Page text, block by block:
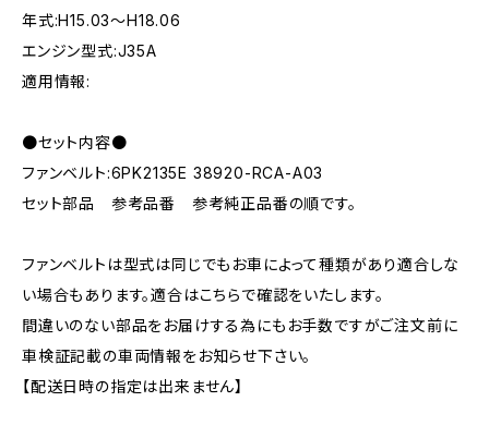
年式:H15.03～H18.06
エンジン型式:J35A
適用情報:
●セット内容●
ファンベルト:6PK2135E 38920-RCA-A03
セット部品 参考品番 参考純正品番の順です。
ファンベルトは型式は同じでもお車によって種類があり適合しな
い場合もあります。適合はこちらで確認をいたします。
間違いのない部品をお届けする為にもお手数ですがご注文前に
車検証記載の車両情報をお知らせ下さい。
【配送日時の指定は出来ません】